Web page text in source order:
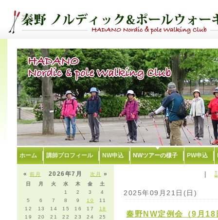
ホーム 講師プロフィール NW申込 NWツアーの様子 PW申込
«前月 次月 »
2026年7月
日 月 火 水 木 金
土
1
2 3
4
5
6 7 8 9 10
11
12
13 14 15 16 17
18
19
20 21 22 23 24
25
|
2025年09月21日(日)
秦野NW定例会（9月18